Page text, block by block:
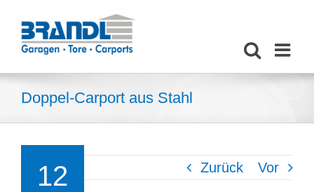
Inhalt
springen
Doppel-Carport aus Stahl
Zurück Vor
12